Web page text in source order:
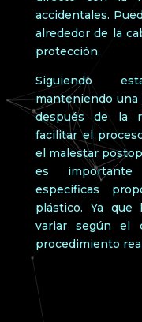
accidentales.
alrededor de la
protección.
Siguiendo
manteniendo una
después de la
facilitar el
el malestar
es
específicas
plástico. Ya que
variar según el
procedimiento